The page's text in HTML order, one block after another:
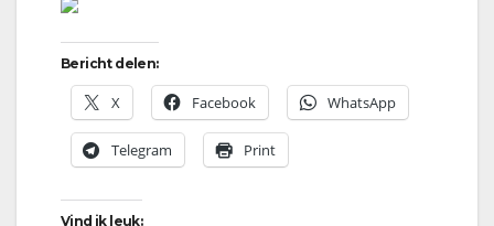
Bericht delen:
X Facebook WhatsApp
Telegram Print
Vind ik leuk: